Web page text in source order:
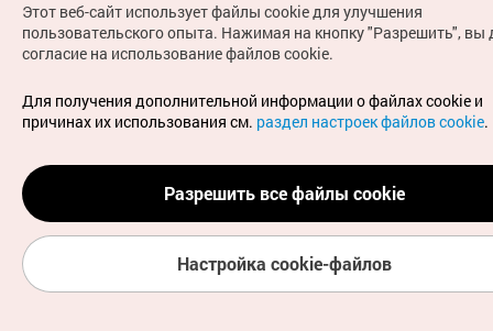
(с) Национальная организация туризма Кореи Все
права защищены
Для извещения об ошибках и проблемах, связанных с
работой веб-сайта, направляйте ваши запросы на
официальный адрес электронной почты
russian@knto.or.kr
Этот веб-сайт использует файлы cookie для улучшения
пользовательского опыта. Нажимая на кнопку "Разрешить", вы
согласие на использование файлов cookie.
Для получения дополнительной информации о файлах cookie и
причинах их использования см. раздел настроек файлов cookie.
Разрешить все файлы cookie
Настройка cookie-файлов